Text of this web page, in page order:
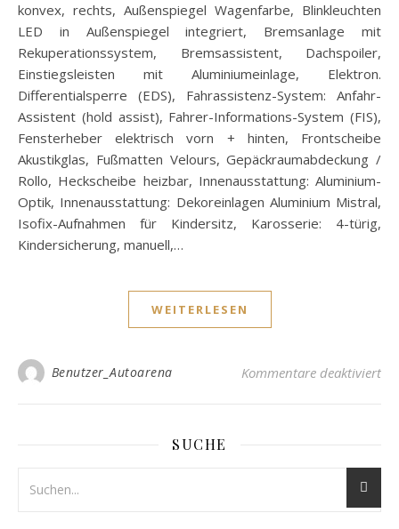
konvex, rechts, Außenspiegel Wagenfarbe, Blinkleuchten
LED in Außenspiegel integriert, Bremsanlage mit
Rekuperationssystem, Bremsassistent, Dachspoiler,
Einstiegsleisten mit Aluminiumeinlage, Elektron.
Differentialsperre (EDS), Fahrassistenz-System: Anfahr-
Assistent (hold assist), Fahrer-Informations-System (FIS),
Fensterheber elektrisch vorn + hinten, Frontscheibe
Akustikglas, Fußmatten Velours, Gepäckraumabdeckung /
Rollo, Heckscheibe heizbar, Innenausstattung: Aluminium-
Optik, Innenausstattung: Dekoreinlagen Aluminium Mistral,
Isofix-Aufnahmen für Kindersitz, Karosserie: 4-türig,
Kindersicherung, manuell,…
WEITERLESEN
Benutzer_Autoarena Kommentare deaktiviertfür
SUCHE